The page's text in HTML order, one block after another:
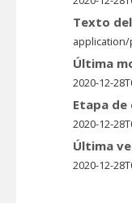
Texto
Última
2020-12-
Etapa
2020-12-
Última
2020-12-